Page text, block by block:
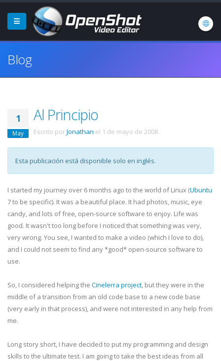
Blog
1
May
Al Principio
Escrito porJonathan el 1 de mayo de 2008 .
Esta publicación está disponible solo en inglés.
I started my journey over 6 months ago to the world of Linux (Ubuntu
7 to be specific). It was a beautiful place. It had photos, music, eye
candy, and lots of free, open-source software to enjoy. Life was
good. It wasn't too long before I noticed that something was very,
very wrong. You see, I wanted to make a video (which I love to do),
and I could not seem to find any *good* open-source software to
use.
So, I considered helping the Cinelerra project, but they were in the
middle of a transition from an old code base to a new code base
(very early in that process), and were not interested in any help from
me.
Long story short, I have decided to put my programming and design
skills to the ultimate test. I am going to take the best ideas from all